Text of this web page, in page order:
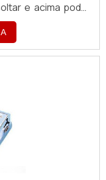
e acima pode
o conjunto a ser
para controle
tramontina é
todo